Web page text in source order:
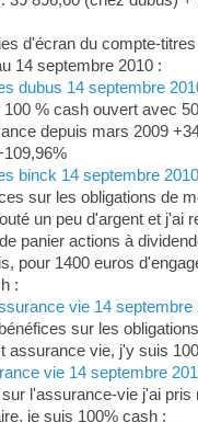
d'écran du compte-
14 septembre 2010 :
% cash ouvert avec
depuis mars 2009
sur les obligations de
un peu d'argent et j'ai
panier actions à
pour 1400 euros
:
sur les
assurance vie, j'y suis
l'assurance-vie j'ai pris
je suis 100% cash :